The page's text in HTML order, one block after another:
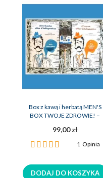
Box z kawą i herbatą MEN'S
BOX TWOJE ZDROWIE! –
99,00 zł
Ocena:
1 Opinia
DODAJ DO KOSZYKA